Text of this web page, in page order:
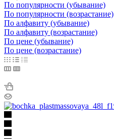
По популярности (убывание)
По популярности (возрастание)
По алфавиту (убывание)
По алфавиту (возрастание)
По цене (убывание)
По цене (возрастание)